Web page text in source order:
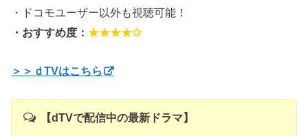
・ドコモユーザー以外も視聴可能！
・おすすめ度：★★★★✩
＞＞ｄTVはこちら
【dTVで配信中の最新ドラマ】